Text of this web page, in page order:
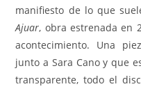
manifiesto de lo que
Ajuar, obra estrenada en
acontecimiento. Una
junto a Sara Cano y que
transparente, todo el